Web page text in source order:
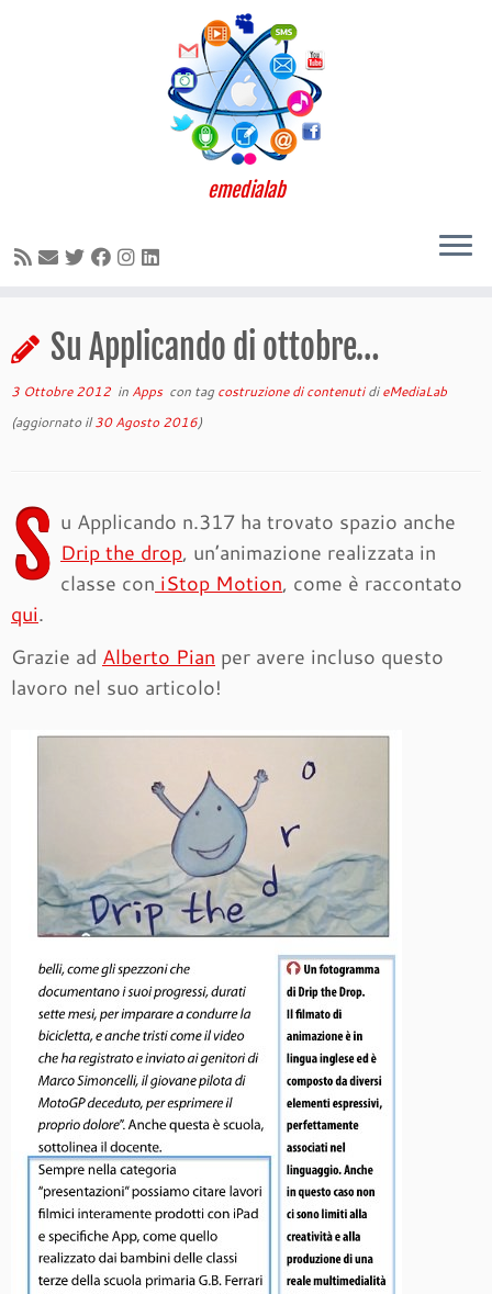
contenuto
emedialab
Su Applicando di ottobre…
3 Ottobre 2012 in Apps con tagcostruzione di contenutidieMediaLab
(aggiornato il30 Agosto 2016)
S u Applicando n.317 ha trovato spazio anche
Drip the drop, un’animazione realizzata in
classe con iStop Motion, come è raccontato
qui.
Grazie ad Alberto Pian per avere incluso questo
lavoro nel suo articolo!